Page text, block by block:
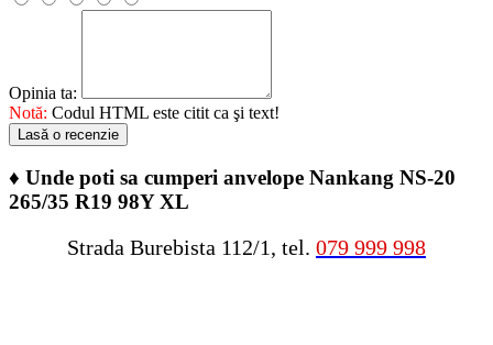
Opinia ta:
Notă: Codul HTML este citit ca şi text!
Lasă o recenzie
♦ Unde poti sa cumperi anvelope Nankang NS-20
265/35 R19 98Y XL
Strada Burebista 112/1, tel. 079 999 998